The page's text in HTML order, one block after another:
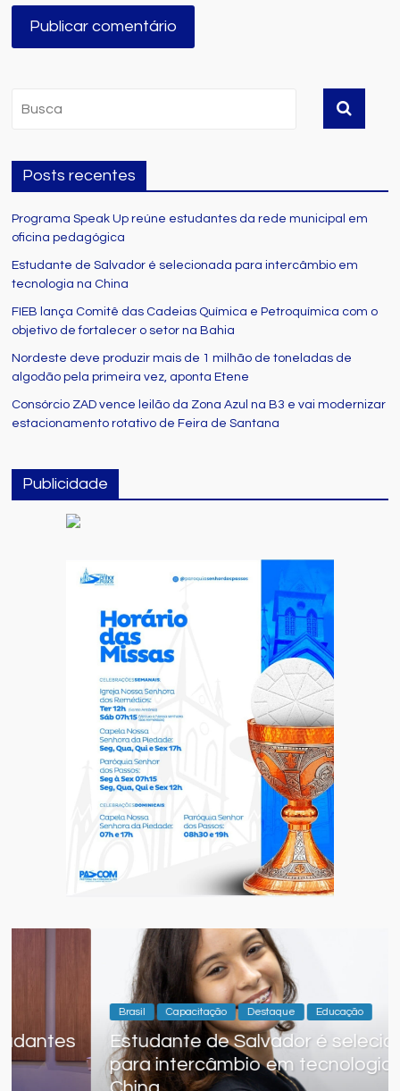
Posts recentes
Programa Speak Up reúne estudantes da rede municipal em
oficina pedagógica
Estudante de Salvador é selecionada para intercâmbio em
tecnologia na China
FIEB lança Comitê das Cadeias Química e Petroquímica com o
objetivo de fortalecer o setor na Bahia
Nordeste deve produzir mais de 1 milhão de toneladas de
algodão pela primeira vez, aponta Etene
Consórcio ZAD vence leilão da Zona Azul na B3 e vai modernizar
estacionamento rotativo de Feira de Santana
Publicidade
Capacitação Destaque Educação
Estudante de Salvador é selecionada
para intercâmbio em tecnologia na